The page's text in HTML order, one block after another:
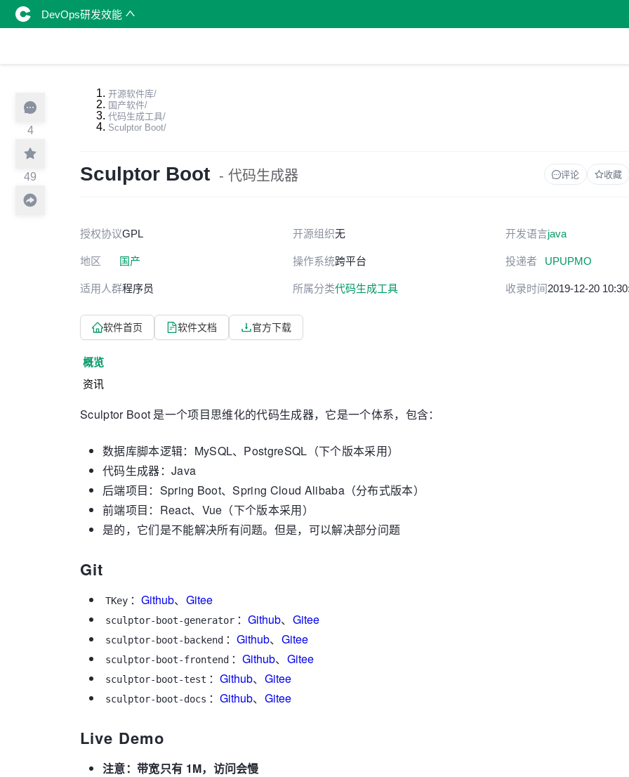
DevOps研发效能
4
49
开源软件库/
国产软件/
代码生成工具/
Sculptor Boot/
Sculptor Boot - 代码生成器 评论 收藏
授权协议GPL 开源组织无 开发语言java
地区 国产 操作系统跨平台 投递者 UPUPMO
适用人群程序员 所属分类代码生成工具 收录时间2019-12-20
软件首页 软件文档 官方下载
概览
资讯
Sculptor Boot 是一个项目思维化的代码生成器，它是一个体系，包含：
数据库脚本逻辑：MySQL、PostgreSQL（下个版本采用）
代码生成器：Java
后端项目：Spring Boot、Spring Cloud Alibaba（分布式版本）
前端项目：React、Vue（下个版本采用）
是的，它们是不能解决所有问题。但是，可以解决部分问题
Git
TKey ：Github、 Gitee
sculptor-boot-generator ：Github、 Gitee
sculptor-boot-backend ：Github、 Gitee
sculptor-boot-frontend ：Github、 Gitee
sculptor-boot-test ：Github、 Gitee
sculptor-boot-docs ：Github、 Gitee
Live Demo
注意：带宽只有 1M，访问会慢